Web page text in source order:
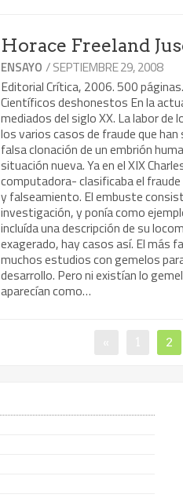
Horace Freeland
ENSAYO / SEPTIEMBRE 29, 2008
Editorial Crítica, 2006. 500
Científicos deshonestos En la
mediados del siglo XX. La labor
los varios casos de fraude que
falsa clonación de un embrión
situación nueva. Ya en el XIX
computadora- clasificaba el
y falseamiento. El embuste
investigación, y ponía como
incluída una descripción de su
exagerado, hay casos así. El más
muchos estudios con gemelos
desarrollo. Pero ni existían lo
aparecían como…
2